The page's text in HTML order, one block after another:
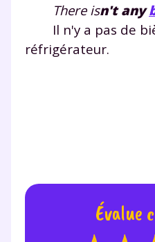
There isn't any
Il n'y a pas de
réfrigérateur.
Évalue
et de
année
plateforme
scolaire !